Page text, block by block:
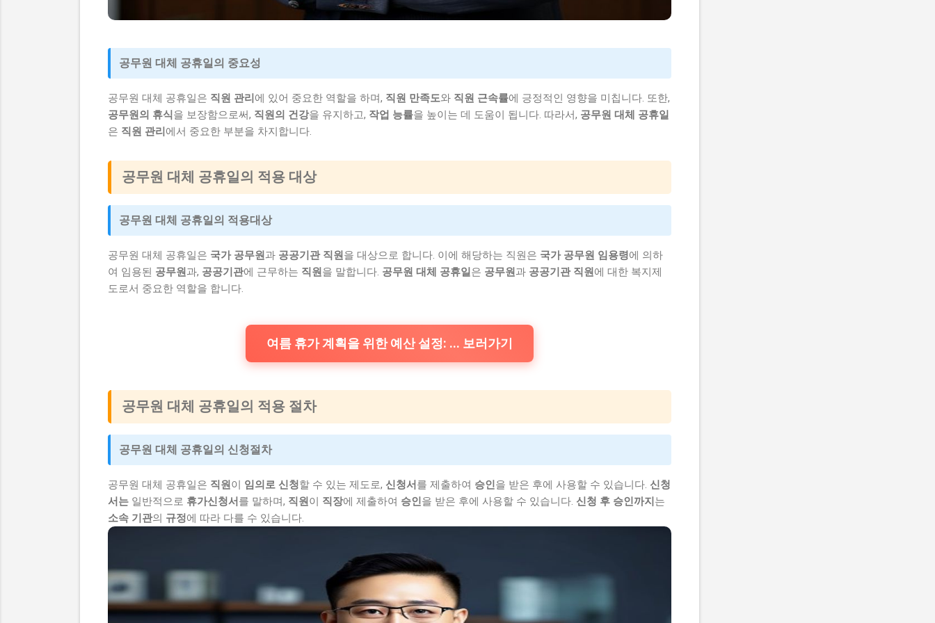
공무원 대체 공휴일의 중요성
공무원 대체 공휴일은 직원 관리 에 있어 중요한 역할을 하며, 직원 만족도와 직원 근속률에 긍정적인 영향을 미칩니다. 또한,
공무원의 휴식을 보장함으로써, 직원의 건강을 유지하고, 작업 능률을 높이는 데 도움이 됩니다. 따라서, 공무원 대체 공휴일
은 직원 관리 에서 중요한 부분을 차지합니다.
공무원 대체 공휴일의 적용 대상
공무원 대체 공휴일의 적용대상
공무원 대체 공휴일은 국가 공무원과 공공기관 직원을 대상으로 합니다. 이에 해당하는 직원은 국가 공무원 임용령에 의하
여 임용된 공무원과, 공공기관에 근무하는 직원을 말합니다. 공무원 대체 공휴일은 공무원과 공공기관 직원에 대한 복지제
도로서 중요한 역할을 합니다.
여름 휴가 계획을 위한 예산 설정: ... 보러가기
공무원 대체 공휴일의 적용 절차
공무원 대체 공휴일의 신청절차
공무원 대체 공휴일은 직원이 임의로 신청할 수 있는 제도로, 신청서 를 제출하여 승인을 받은 후에 사용할 수 있습니다. 신청
서는 일반적으로 휴가신청서 를 말하며, 직원이 직장에 제출하여 승인을 받은 후에 사용할 수 있습니다. 신청 후 승인까지 는
소속 기관의 규정에 따라 다를 수 있습니다.